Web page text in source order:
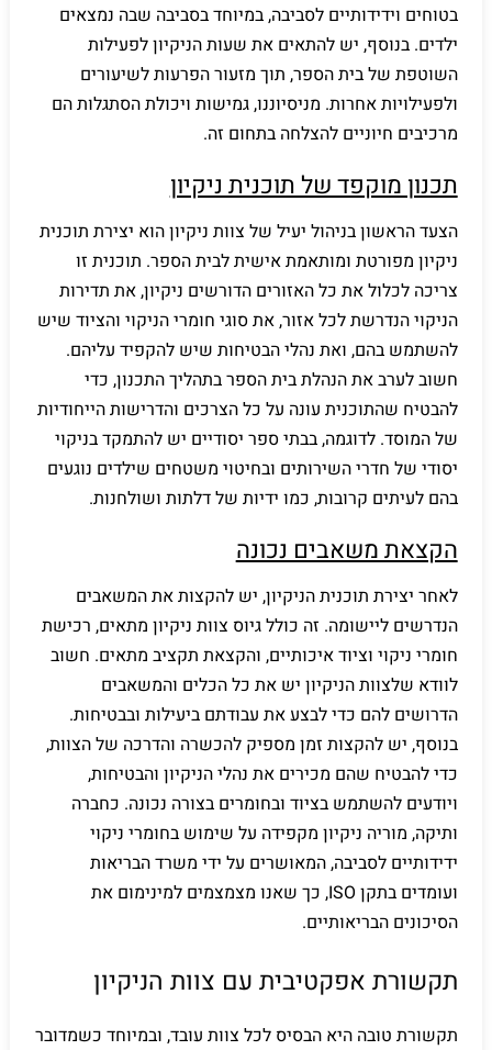
בטוחים וידידותיים לסביבה, במיוחד בסביבה שבה נמצאים
ילדים. בנוסף, יש להתאים את שעות הניקיון לפעילות
השוטפת של בית הספר, תוך מזעור הפרעות לשיעורים
ולפעילויות אחרות. מניסיוננו, גמישות ויכולת הסתגלות הם
מרכיבים חיוניים להצלחה בתחום זה.
תכנון מוקפד של תוכנית ניקיון
הצעד הראשון בניהול יעיל של צוות ניקיון הוא יצירת תוכנית
ניקיון מפורטת ומותאמת אישית לבית הספר. תוכנית זו
צריכה לכלול את כל האזורים הדורשים ניקיון, את תדירות
הניקוי הנדרשת לכל אזור, את סוגי חומרי הניקוי והציוד שיש
להשתמש בהם, ואת נהלי הבטיחות שיש להקפיד עליהם.
חשוב לערב את הנהלת בית הספר בתהליך התכנון, כדי
להבטיח שהתוכנית עונה על כל הצרכים והדרישות הייחודיות
של המוסד. לדוגמה, בבתי ספר יסודיים יש להתמקד בניקוי
יסודי של חדרי השירותים ובחיטוי משטחים שילדים נוגעים
בהם לעיתים קרובות, כמו ידיות של דלתות ושולחנות.
הקצאת משאבים נכונה
לאחר יצירת תוכנית הניקיון, יש להקצות את המשאבים
הנדרשים ליישומה. זה כולל גיוס צוות ניקיון מתאים, רכישת
חומרי ניקוי וציוד איכותיים, והקצאת תקציב מתאים. חשוב
לוודא שלצוות הניקיון יש את כל הכלים והמשאבים
הדרושים להם כדי לבצע את עבודתם ביעילות ובבטיחות.
בנוסף, יש להקצות זמן מספיק להכשרה והדרכה של הצוות,
כדי להבטיח שהם מכירים את נהלי הניקיון והבטיחות,
ויודעים להשתמש בציוד ובחומרים בצורה נכונה. כחברה
ותיקה, מוריה ניקיון מקפידה על שימוש בחומרי ניקוי
ידידותיים לסביבה, המאושרים על ידי משרד הבריאות
ועומדים בתקן ISO, כך שאנו מצמצמים למינימום את
הסיכונים הבריאותיים.
תקשורת אפקטיבית עם צוות הניקיון
תקשורת טובה היא הבסיס לכל צוות עובד, ובמיוחד כשמדובר